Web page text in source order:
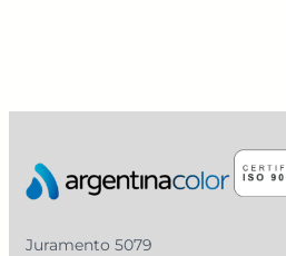
Juramento 5079